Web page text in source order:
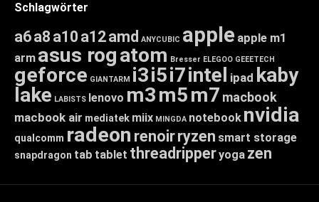
Schlagwörter
a6a8 a10 a12amd ANYCUBIC apple apple m1
arm asus rogatom Bresser ELEGOO GEEETECH
geforce GIANTARM i3i5i7intel ipad kaby
lake LABISTS lenovo m3m5m7 macbook
macbook air mediatek miix MINGDA notebook nvidia
qualcomm radeon renoirryzen smart storage
snapdragon tab tablet threadripperyoga zen